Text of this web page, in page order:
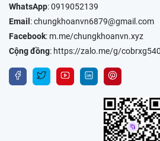
WhatsApp:0919052139
Email :chungkhoanvn6879@gmail.com
Facebook: m.me/chungkhoanvn.xyz
Cộng đồng: https://zalo.me/g/cobrxg540